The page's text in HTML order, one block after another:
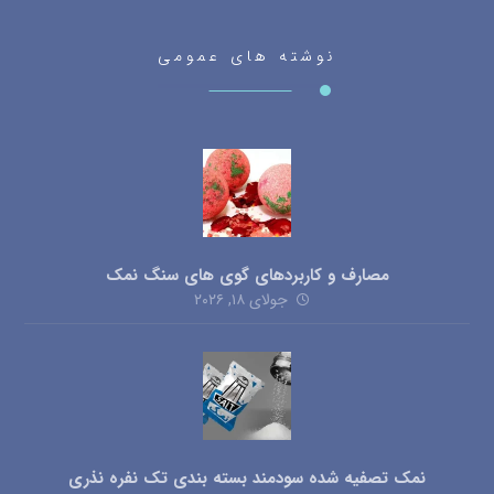
نوشته های عمومی
مصارف و کاربردهای گوی های سنگ نمک
جولای ۱۸, ۲۰۲۶
نمک تصفیه شده سودمند بسته بندی تک نفره نذری